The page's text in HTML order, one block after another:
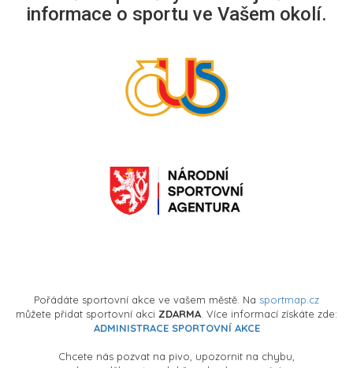
informace o sportu ve Vašem okolí.
Pořádáte sportovní akce ve vašem městě. Na sportmap.cz
můžete přidat sportovní akci ZDARMA . Více informací získáte zde:
ADMINISTRACE SPORTOVNÍ AKCE
Chcete nás pozvat na pivo, upozornit na chybu,